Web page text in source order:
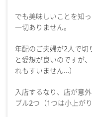
でも美味しいことを知
一切ありません。
年配のご夫婦が2人で切
と愛想が良いのですが
れもすいません…）
入店するなり、店が意
ブル2つ（1つは小上が